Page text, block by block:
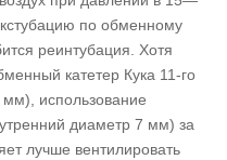
по обменному
реинтубация. Хотя
катетер Кука 11-го
использование
диаметр 7 мм) за
лучше вентилировать